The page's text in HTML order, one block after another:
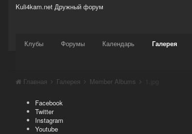
Kuli4kam.net Дружный форум
Сайт
Клубы Форумы Календарь Галерея
Активность Support
Главная Галерея Member Albums
Facebook
Twitter
Instagram
Youtube